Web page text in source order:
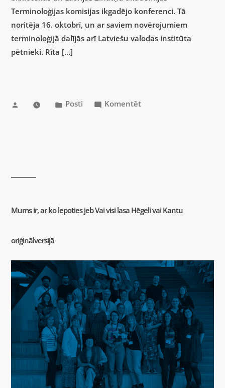
Terminoloģijas komisijas ikgadējo konferenci. Tā
noritēja 16. oktobrī, un ar saviem novērojumiem
terminoloģijā dalījās arī Latviešu valodas institūta
pētnieki. Rīta […]
Posti Komentēt
Mums ir, ar ko lepoties jeb Vai visi lasa Hēgeli vai Kantu
oriģinālversijā